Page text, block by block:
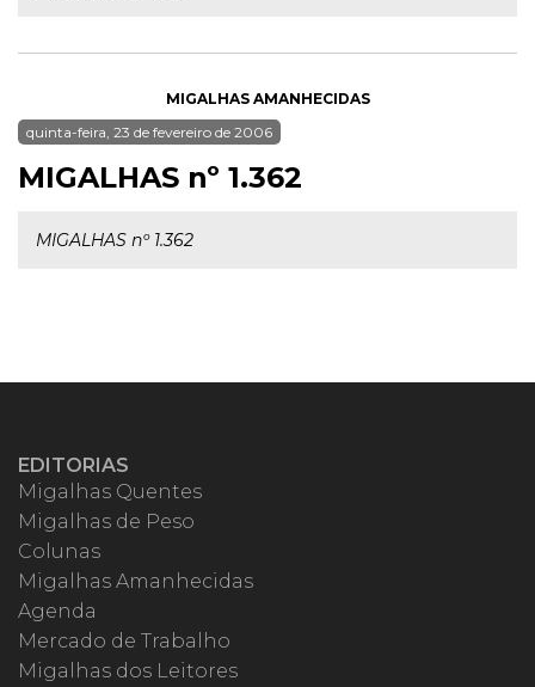
MIGALHAS AMANHECIDAS
quinta-feira, 23 de fevereiro de 2006
MIGALHAS nº 1.362
MIGALHAS nº 1.362
EDITORIAS
Migalhas Quentes
Migalhas de Peso
Colunas
Migalhas Amanhecidas
Agenda
Mercado de Trabalho
Migalhas dos Leitores